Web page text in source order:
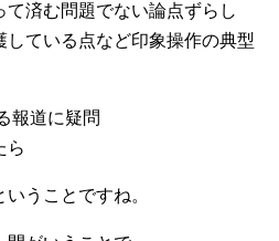
済む問題でない論点ずらし
ている点など印象操作の典型
報道に疑問
ら
うことですね。